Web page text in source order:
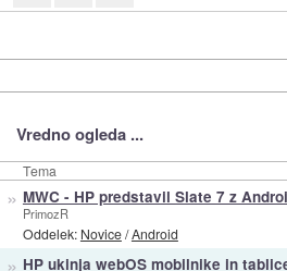
Vredno ogleda ...
Tema
» MWC - HP predstavil Slate 7 z
PrimozR
Oddelek: Novice/Android
» HP ukinja webOS mobilnike in